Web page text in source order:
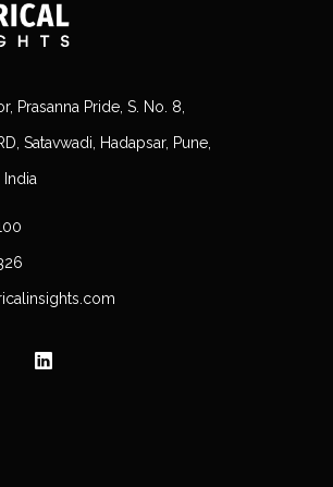
Prasanna Pride, S. No. 8,
Satavwadi, Hadapsar, Pune,
India